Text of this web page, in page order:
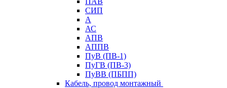
СИП
А
АС
АПВ
АППВ
ПуВ (ПВ-1)
ПуГВ (ПВ-3)
ПуВВ (ПБПП)
Кабель, провод монтажный